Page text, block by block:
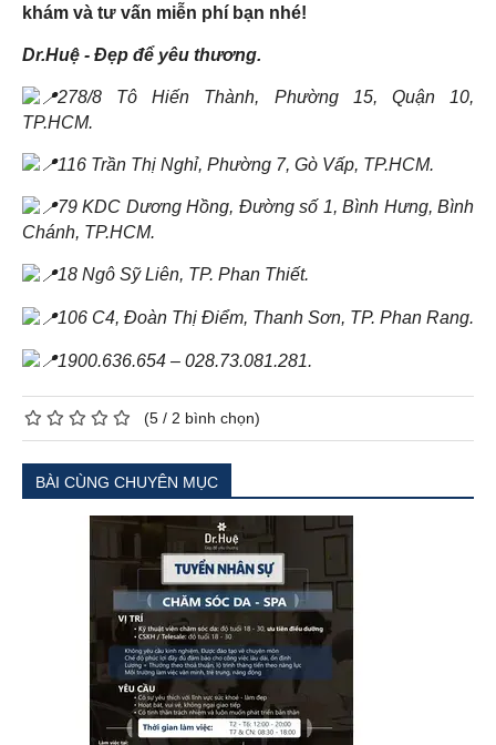
khám và tư vấn miễn phí bạn nhé!
Dr.Huệ - Đẹp để yêu thương.
278/8 Tô Hiến Thành, Phường 15, Quận 10,
TP.HCM.
116 Trần Thị Nghỉ, Phường 7, Gò Vấp, TP.HCM.
79 KDC Dương Hồng, Đường số 1, Bình Hưng, Bình
Chánh, TP.HCM.
18 Ngô Sỹ Liên, TP. Phan Thiết.
106 C4, Đoàn Thị Điểm, Thanh Sơn, TP. Phan Rang.
1900.636.654 – 028.73.081.281.
(5 / 2 bình chọn)
BÀI CÙNG CHUYÊN MỤC